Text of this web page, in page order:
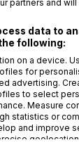
nebo
není
funguje.
partners and
data to
following:
on a device.
for
advertising.
to select
Measure
statistics or
and improve